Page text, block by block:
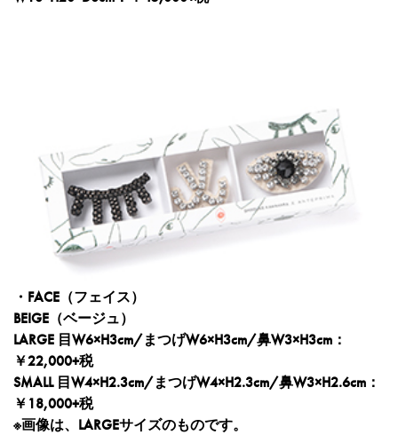
・FACE（フェイス）
BEIGE（ベージュ）
LARGE 目W6×H3cm/まつげW6×H3cm/鼻W3×H3cm：
￥22,000+税
SMALL 目W4×H2.3cm/まつげW4×H2.3cm/鼻W3×H2.6cm：
￥18,000+税
※画像は、LARGEサイズのものです。